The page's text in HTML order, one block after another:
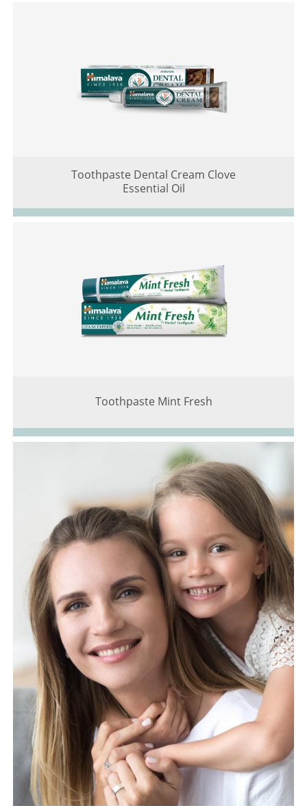
Toothpaste Dental Cream Clove
Essential Oil
Toothpaste Mint Fresh